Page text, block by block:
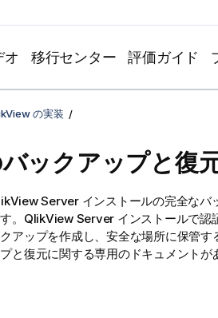
オ 移行センター 評価ガイド
の実装
ックアップと復
Serverインストールの完全なバ
。 QlikView Server インストールで認
アップを作成し、安全な場所に保管
と復元に関する専用のドキュメントが